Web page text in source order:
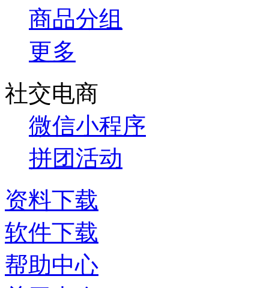
商品分组
更多
社交电商
微信小程序
拼团活动
资料下载
软件下载
帮助中心